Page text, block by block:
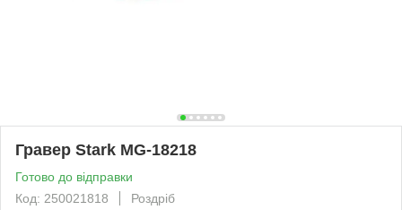
Гравер Stark MG-18218
Готово до відправки
Код: 250021818
Роздріб